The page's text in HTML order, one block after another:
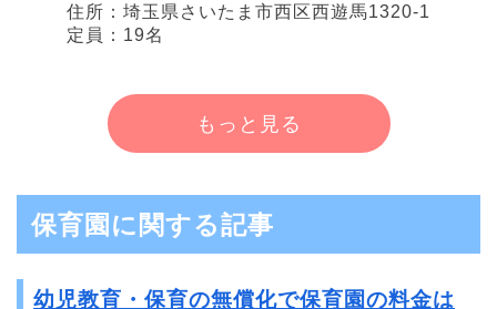
住所：埼玉県さいたま市西区西遊馬1320-1
定員：19名
もっと見る
保育園に関する記事
幼児教育・保育の無償化で保育園の料金は